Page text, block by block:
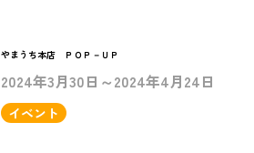
やまうち本店 ＰＯＰ－ＵＰ
2024年3月30日～2024年4月24日
イベント